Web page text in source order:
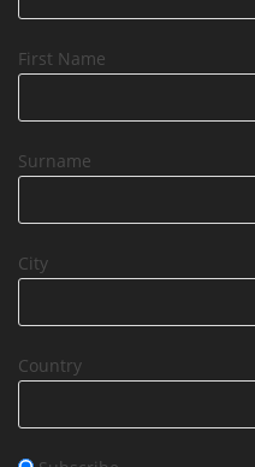
First Name
Surname
City
Country